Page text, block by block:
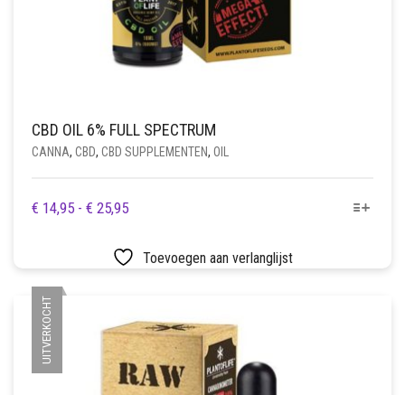
CBD OIL 6% FULL SPECTRUM
CANNA, CBD, CBD SUPPLEMENTEN, OIL
€ 14,95 - € 25,95PRIJSKLASSE:
TOT
€ 25,95
DIT
HEEFT
MEERDERE
OPTIE
KAN
GEKOZEN
WORDEN
Toevoegen aan verlanglijst
UITVERKOCHT